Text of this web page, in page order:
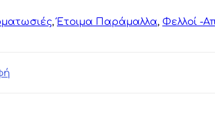
,Έτοιμα Παράμαλλα, Φελλοί -